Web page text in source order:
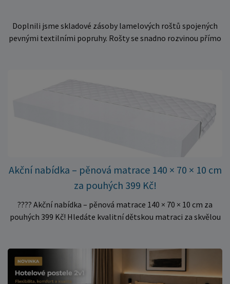
Doplnili jsme skladové zásoby lamelových roštů spojených
pevnými textilními popruhy. Rošty se snadno rozvinou přímo
množství kusů, proto můžeme objednávky rychle expedovat.
Vyberte si vhodný rozměr a dopřejte své matraci kvalitní
podklad za výhodnou cenu.
Akční nabídka – pěnová matrace 140 × 70 × 10 cm
za pouhých 399 Kč!
???? Akční nabídka – pěnová matrace 140 × 70 × 10 cm za
pouhých 399 Kč! Hledáte kvalitní dětskou matraci za skvělou
✅ Pohodlné pěnové jádro pro komfortní spánek dítěte ✅
Skvělá volba do dětských postýlek ✅ Výjimečně výhodná cena
– jen 399 Kč Využijte této mimořádné nabídky a pořiďte